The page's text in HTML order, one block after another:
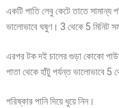
একটি পাতি লেবু কেটে তাতে সামান্য
ভালোভাবে ঘষুণ। 3 থেকে 5 মিনিট
এরপর টক দই চালের গুড়া কোকো
পাতা থেকে হাঁটু পর্যন্ত ভালোভাবে 5
পরিষ্কার পানি দিয়ে ধুয়ে নিন।